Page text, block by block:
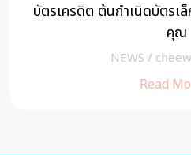
บัตรเครดิต ต้นกำเนิดบัตรเ
คุณ
NEWS /
Read